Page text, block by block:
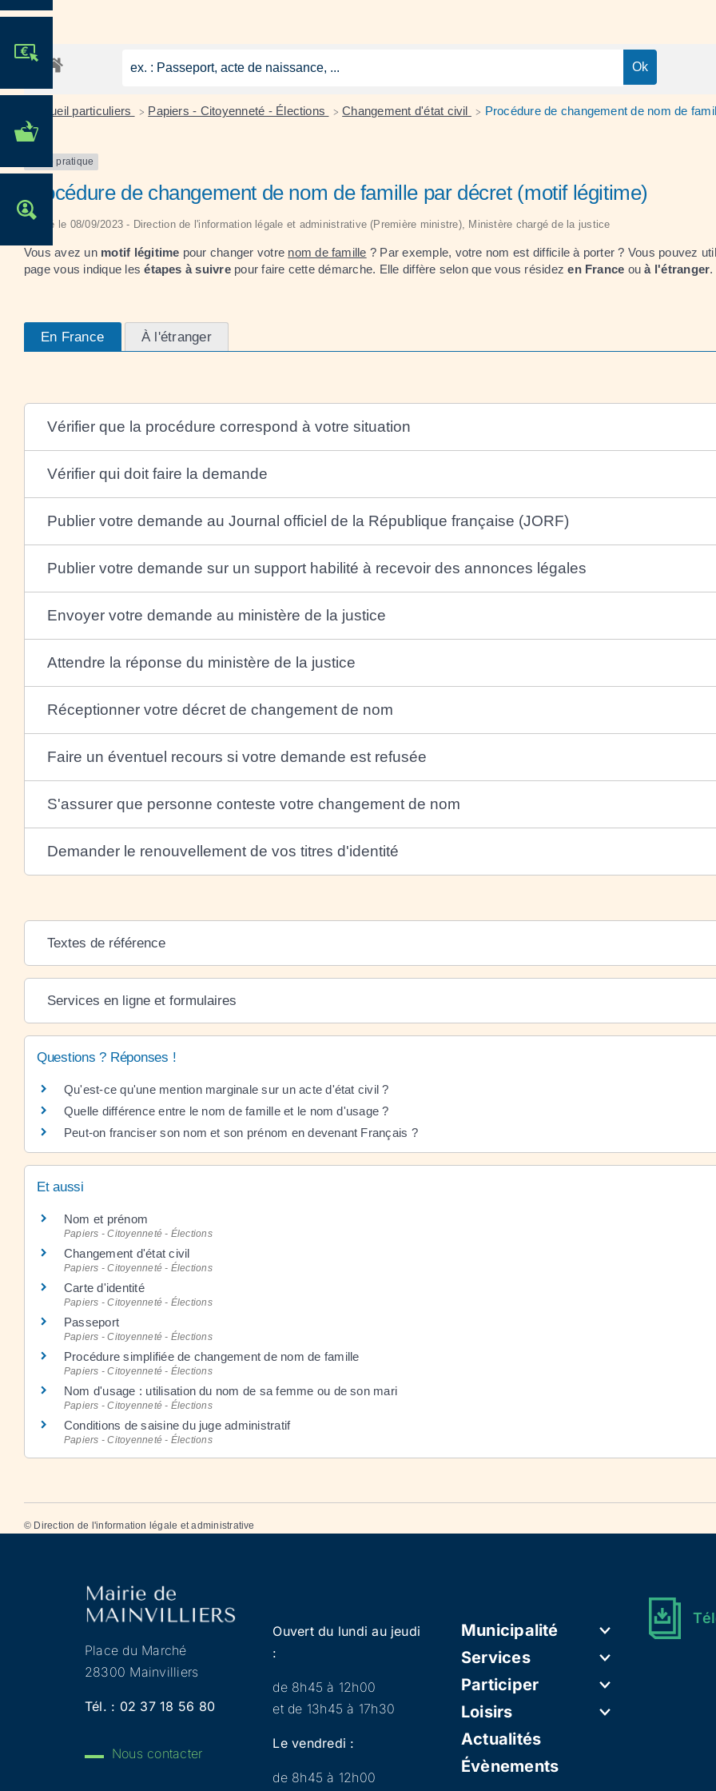
MES DÉMARCHES
Accueil particuliers > Papiers - Citoyenneté - Élections > Changement d'état civil > Procédure de changement de nom de
Fiche pratique
Procédure de changement de nom de famille par décret (motif légitime)
Vérifié le 08/09/2023 - Direction de l'information légale et administrative (Première ministre), Ministère chargé de la justice
Vous avez un motif légitime pour changer votre nom de famille ? Par exemple, votre nom est difficile à porter ? Vous pouvez
page vous indique lesétapes à suivrepour faire cette démarche. Elle diffère selon que vous résidezen France ouà l'étranger.
En France À l'étranger
Vérifier que la procédure correspond à votre situation
Vérifier qui doit faire la demande
Publier votre demande au Journal officiel de la République française (JORF)
Publier votre demande sur un support habilité à recevoir des annonces légales
Envoyer votre demande au ministère de la justice
Attendre la réponse du ministère de la justice
Réceptionner votre décret de changement de nom
Faire un éventuel recours si votre demande est refusée
S'assurer que personne conteste votre changement de nom
Demander le renouvellement de vos titres d'identité
Textes de référence
Services en ligne et formulaires
Questions ? Réponses !
Qu'est-ce qu'une mention marginale sur un acte d'état civil ?
Quelle différence entre le nom de famille et le nom d'usage ?
Peut-on franciser son nom et son prénom en devenant Français ?
Et aussi
Nom et prénom
Papiers - Citoyenneté - Élections
Changement d'état civil
Papiers - Citoyenneté - Élections
Carte d'identité
Papiers - Citoyenneté - Élections
Passeport
Papiers - Citoyenneté - Élections
Procédure simplifiée de changement de nom de famille
Papiers - Citoyenneté - Élections
Nom d'usage : utilisation du nom de sa femme ou de son mari
Papiers - Citoyenneté - Élections
Conditions de saisine du juge administratif
Papiers - Citoyenneté - Élections
© Direction de l'information légale et administrative
Place du Marché
28300 Mainvilliers
Tél. : 02 37 18 56 80
Nous contacter
Ouvert du lundi au jeudi
:
de 8h45 à 12h00
et de 13h45 à 17h30
Le vendredi :
de 8h45 à 12h00
Municipalité
Services
Participer
Loisirs
Actualités
Évènements